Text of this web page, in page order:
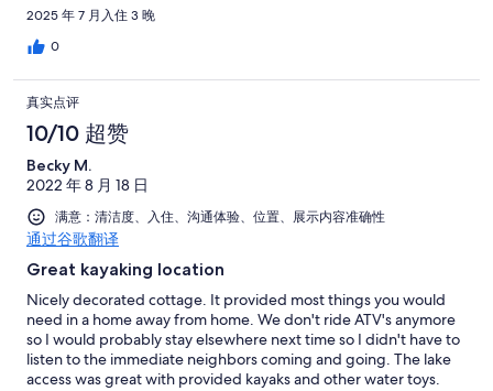
2025 年 7 月入住 3 晚
0
真实点评
10/10 超赞
Becky M.
2022 年 8 月 18 日
满意：清洁度、入住、沟通体验、位置、展示内容准确性
通过谷歌翻译
Great kayaking location
Nicely decorated cottage. It provided most things you would
need in a home away from home. We don't ride ATV's anymore
so I would probably stay elsewhere next time so I didn't have to
listen to the immediate neighbors coming and going. The lake
access was great with provided kayaks and other water toys.